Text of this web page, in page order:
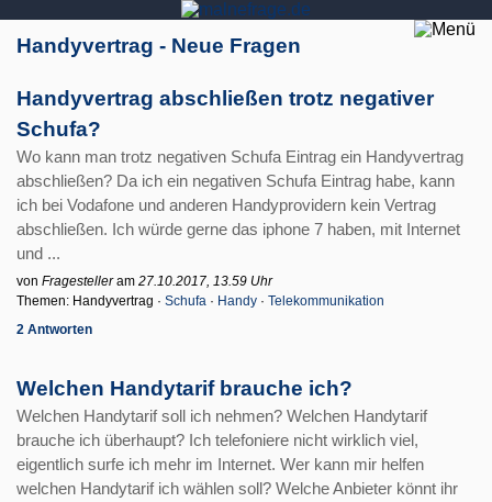
Handyvertrag - Neue Fragen
Handyvertrag abschließen trotz negativer
Schufa?
Wo kann man trotz negativen Schufa Eintrag ein Handyvertrag
abschließen? Da ich ein negativen Schufa Eintrag habe, kann
ich bei Vodafone und anderen Handyprovidern kein Vertrag
abschließen. Ich würde gerne das iphone 7 haben, mit Internet
und ...
von Fragestelleram 27.10.2017, 13.59 Uhr
Themen: Handyvertrag · Schufa · Handy · Telekommunikation
2 Antworten
Welchen Handytarif brauche ich?
Welchen Handytarif soll ich nehmen? Welchen Handytarif
brauche ich überhaupt? Ich telefoniere nicht wirklich viel,
eigentlich surfe ich mehr im Internet. Wer kann mir helfen
welchen Handytarif ich wählen soll? Welche Anbieter könnt ihr